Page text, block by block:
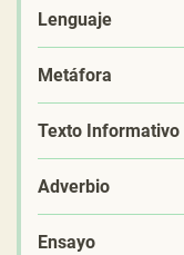
Lenguaje
Metáfora
Texto Informativo
Adverbio
Ensayo